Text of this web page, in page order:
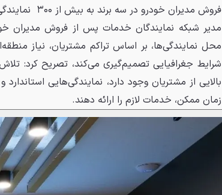
فروش مدیران خودرو در سه برند به بیش از ۳۰۰ نمایندگی برسد.
مدیر شبکه نمایندگان خدمات پس از فروش مدیران
محل نمایندگی‌ها، بر اساس تراکم مشتریان، نیاز
شرایط جغرافیایی تصمیم‌گیری می‌کند، تصریح کرد:
بالایی از مشتریان وجود دارد، نمایندگی‌هایی
زمان ممکن، خدمات لازم را ارائه دهند.